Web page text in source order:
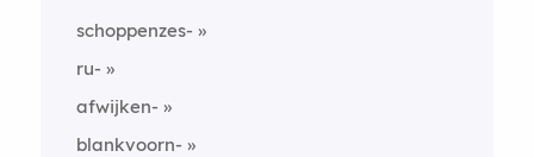
schoppenzes-
ru-
afwijken-
blankvoorn-